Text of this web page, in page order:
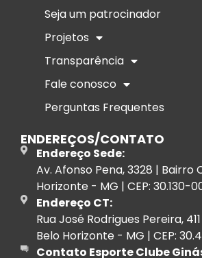
Seja um patrocinador
Projetos
Transparência
Fale conosco
Perguntas Frequentes
ENDEREÇOS/CONTATO
Endereço Sede:
Av. Afonso Pena, 3328 | Bairro
Horizonte - MG | CEP: 30.130-
Endereço CT:
Rua José Rodrigues Pereira,
Belo Horizonte - MG | CEP:
Contato Esporte Clube